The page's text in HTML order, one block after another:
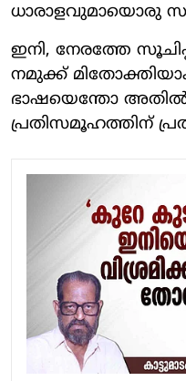
ധാരാളവുമായൊരു
ഇനി, നേരത്തേ
നമുക്ക്
ഭാഷയെന്തോ
പ്രതിസമൂഹത്തിന്